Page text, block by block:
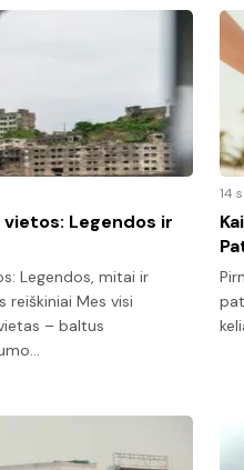
Legendos ir
Legendos, mitai ir
reiškiniai Mes visi
– baltus
14